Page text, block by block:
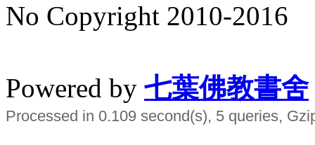
No Copyright 2010-2016
Powered by 七葉佛教書舍
Processed in 0.109 second(s), 5 queries,